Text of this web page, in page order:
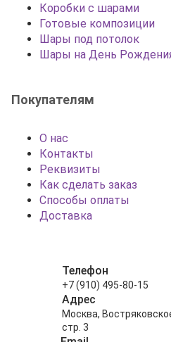
Коробки с шарами
Готовые композиции
Шары под потолок
Шары на День
Покупателям
О нас
Контакты
Реквизиты
Как сделать заказ
Способы оплаты
Доставка
Телефон
+7 (910) 495-80-15
Адрес
Москва,
стр. 3